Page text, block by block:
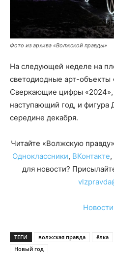
Фото из архива «Волжской правды»
На следующей неделе на
светодиодные арт-объекты
Сверкающие цифры
наступающий год, и фигура
середине декабря.
Читайте «Волжскую
Одноклассники, ВКонтакте,
для новости?
ТЕГИ волжская правда ёлка
Новый год